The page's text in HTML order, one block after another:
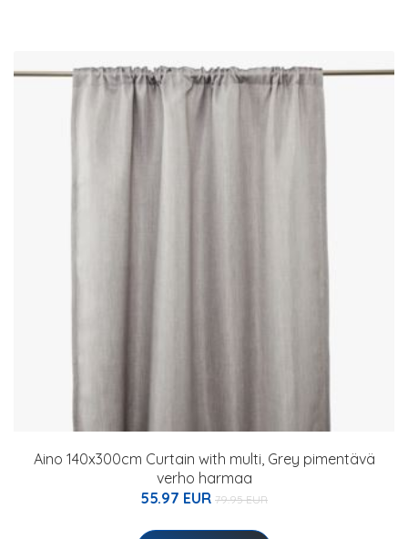
Aino 140x300cm Curtain with multi, Grey pimentävä
verho harmaa
55.97 EUR 79.95 EUR